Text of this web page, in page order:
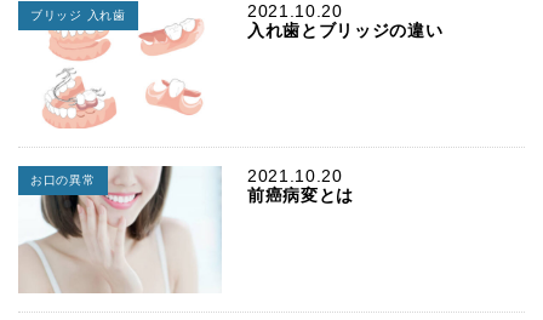
2021.10.20
ブリッジ 入れ歯
入れ歯とブリッジの違い
2021.10.20
お口の異常
前癌病変とは